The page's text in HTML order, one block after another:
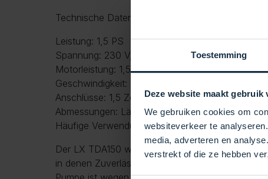
Toestemming
Deze website maakt gebruik
We gebruiken cookies om
websiteverkeer te
media, adverteren en
verstrekt of die ze hebben
Technische Daten:
Leistung: 1,5 PS
Spannung: 230 V, 50 Hz
Motorleistung: 1,5
Geschwindigkeit: 2900 U/min
Anschlüsse: 1,5 Zoll
Abmessungen: Länge: 400 mm, Höhe: 205 mm,
Häufige Verwendung:
Der LX TDA150 wird häufig in verschiedenen
in denen Zuverlässigkeit und effiziente Leistung